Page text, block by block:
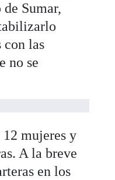
Sumar,
con las
no se
mujeres y
A la breve
en los